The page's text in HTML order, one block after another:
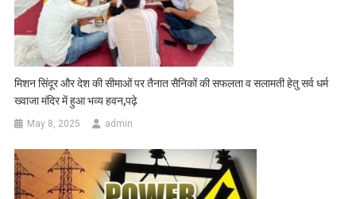
मिशन सिंदूर और देश की सीमाओं पर तैनात सैनिकों की सफलता व सलामती हेतु सर्व धर्म
ख्वाजा मंदिर में हुआ भव्य हवन,पढ़े
May 8, 2025 admin